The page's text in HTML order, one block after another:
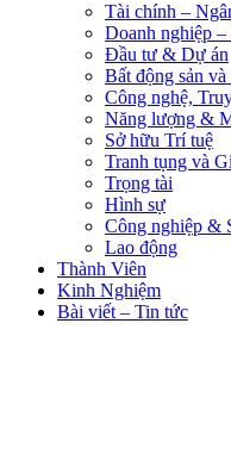
Tài chính –
Doanh nghiệp
Đầu tư & Dự án
Bất động sản
Công nghệ,
Năng lượng &
Sở hữu Trí tuệ
Tranh tụng và
Trọng tài
Hình sự
Công nghiệp &
Lao động
Thành Viên
Kinh Nghiệm
Bài viết – Tin tức